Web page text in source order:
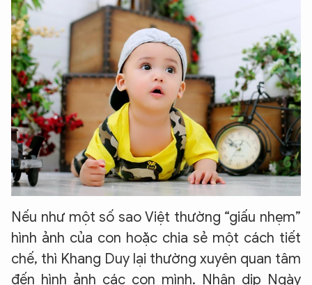
Nếu như một số sao Việt thường “giấu nhẹm”
hình ảnh của con hoặc chia sẻ một cách tiết
chế, thì Khang Duy lại thường xuyên quan tâm
đến hình ảnh các con mình. Nhân dịp Ngày